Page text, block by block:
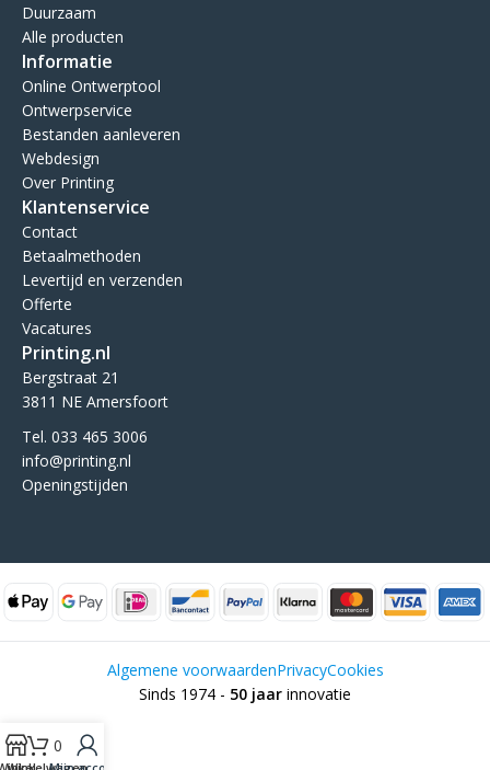
Duurzaam
Alle producten
Informatie
Online Ontwerptool
Ontwerpservice
Bestanden aanleveren
Webdesign
Over Printing
Klantenservice
Contact
Betaalmethoden
Levertijd en verzenden
Offerte
Vacatures
Printing.nl
Bergstraat 21
3811 NE Amersfoort
Tel. 033 465 3006
info@printing.nl
Openingstijden
Algemene voorwaardenPrivacyCookies
Sinds 1974 - 50 jaar innovatie
Als de resultaten voor automatisch aanvullen beschikbaar zijn,
0